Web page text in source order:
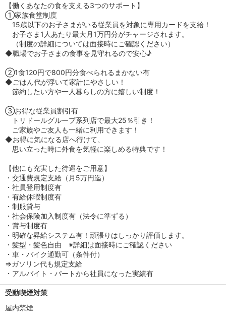
【働くあなたの食を支える3つのサポート】
①家族食堂制度
15歳以下のお子さまがいる従業員を対象に専用カードを支給！
お子さま1人あたり最大月1万円分がチャージされます。
（制度の詳細については面接時にご確認ください）
◆職場でお子さまの食事を見守れるので安心♪
②1食120円で800円分食べられるまかない有
◆ごはん代が浮いて家計にやさしい！
節約したい方や一人暮らしの方に嬉しい制度！
③お得な従業員割引有
トリドールグループ系列店で最大25％引き！
ご家族やご友人も一緒に利用できます！
◆お得に気になる店へ行けて、
思い立った時に外食を気軽に楽しめる特典です！
【他にも充実した待遇をご用意】
・交通費規定支給（月5万円迄）
・社員登用制度有
・有給休暇制度有
・制服貸与
・社会保険加入制度有（法令に準ずる）
・賞与制度有
・明確な昇給システム有！頑張りはしっかり評価します。
・髪型・髪色自由 ※詳細は面接時にご確認ください
・車・バイク通勤可（条件付）
⇒ガソリン代も規定支給
・アルバイト・パートから社員になった実績有
受動喫煙対策
屋内禁煙